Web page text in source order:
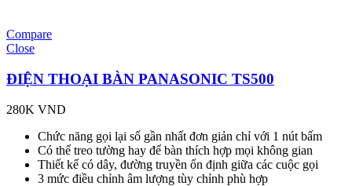
Compare
Close
ĐIỆN THOẠI BÀN PANASONIC TS500
280K VND
Chức năng gọi lại số gần nhất đơn giản chỉ với 1 nút bấm
Có thể treo tường hay để bàn thích hợp mọi không gian
Thiết kế có dây, đường truyền ổn định giữa các cuộc gọi
3 mức điều chỉnh âm lượng tùy chỉnh phù hợp